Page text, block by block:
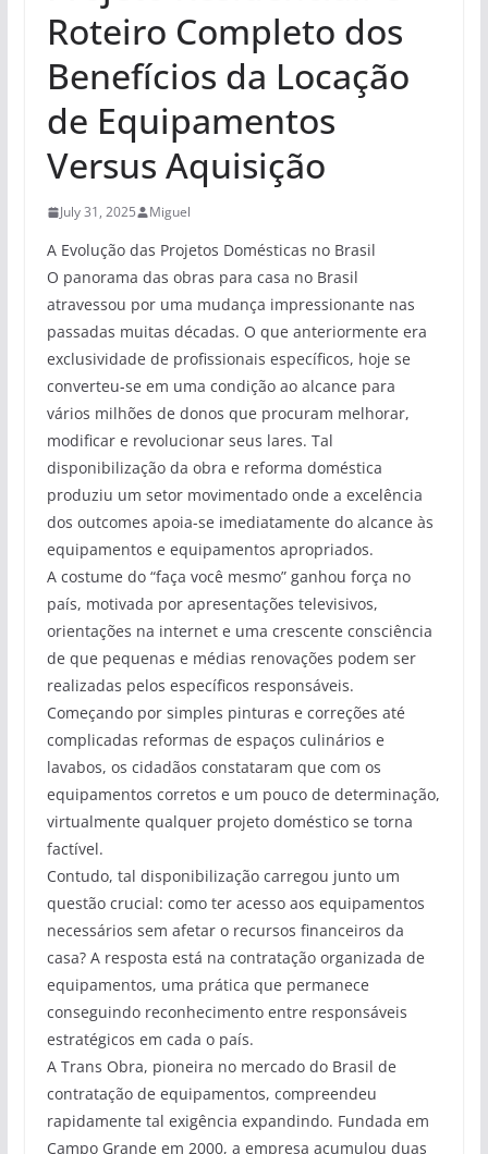
Roteiro Completo dos
Benefícios da Locação
de Equipamentos
Versus Aquisição
July 31, 2025 Miguel
A Evolução das Projetos Domésticas no Brasil
O panorama das obras para casa no Brasil
atravessou por uma mudança impressionante nas
passadas muitas décadas. O que anteriormente era
exclusividade de profissionais específicos, hoje se
converteu-se em uma condição ao alcance para
vários milhões de donos que procuram melhorar,
modificar e revolucionar seus lares. Tal
disponibilização da obra e reforma doméstica
produziu um setor movimentado onde a excelência
dos outcomes apoia-se imediatamente do alcance às
equipamentos e equipamentos apropriados.
A costume do “faça você mesmo” ganhou força no
país, motivada por apresentações televisivos,
orientações na internet e uma crescente consciência
de que pequenas e médias renovações podem ser
realizadas pelos específicos responsáveis.
Começando por simples pinturas e correções até
complicadas reformas de espaços culinários e
lavabos, os cidadãos constataram que com os
equipamentos corretos e um pouco de determinação,
virtualmente qualquer projeto doméstico se torna
factível.
Contudo, tal disponibilização carregou junto um
questão crucial: como ter acesso aos equipamentos
necessários sem afetar o recursos financeiros da
casa? A resposta está na contratação organizada de
equipamentos, uma prática que permanece
conseguindo reconhecimento entre responsáveis
estratégicos em cada o país.
A Trans Obra, pioneira no mercado do Brasil de
contratação de equipamentos, compreendeu
rapidamente tal exigência expandindo. Fundada em
Campo Grande em 2000, a empresa acumulou duas